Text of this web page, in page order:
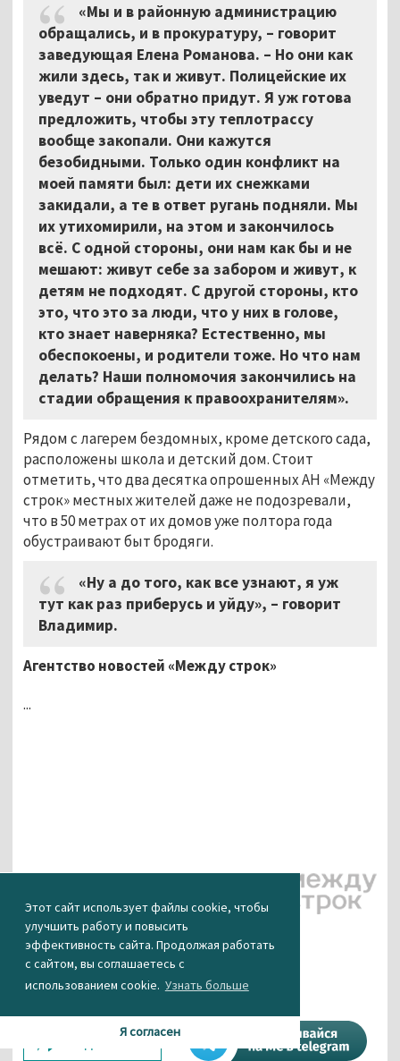
Этот сайт использует файлы cookie, чтобы
улучшить работу и повысить
эффективность сайта. Продолжая работать
с сайтом, вы соглашаетесь с
использованием cookie. Узнать больше
Я согласен
«Мы и в районную администрацию
обращались, и в прокуратуру, – говорит
заведующая Елена Романова. – Но они как
жили здесь, так и живут. Полицейские их
уведут – они обратно придут. Я уж готова
предложить, чтобы эту теплотрассу
вообще закопали. Они кажутся
безобидными. Только один конфликт на
моей памяти был: дети их снежками
закидали, а те в ответ ругань подняли. Мы
их утихомирили, на этом и закончилось
всё. С одной стороны, они нам как бы и не
мешают: живут себе за забором и живут, к
детям не подходят. С другой стороны, кто
это, что это за люди, что у них в голове,
кто знает наверняка? Естественно, мы
обеспокоены, и родители тоже. Но что нам
делать? Наши полномочия закончились на
стадии обращения к правоохранителям».
Рядом с лагерем бездомных, кроме детского сада,
расположены школа и детский дом. Стоит
отметить, что два десятка опрошенных АН «Между
строк» местных жителей даже не подозревали,
что в 50 метрах от их домов уже полтора года
обустраивают быт бродяги.
«Ну а до того, как все узнают, я уж
тут как раз приберусь и уйду», – говорит
Владимир.
Агентство новостей «Между строк»
...
КАК ВАМ НОВОСТЬ?
0 0 0 0 0